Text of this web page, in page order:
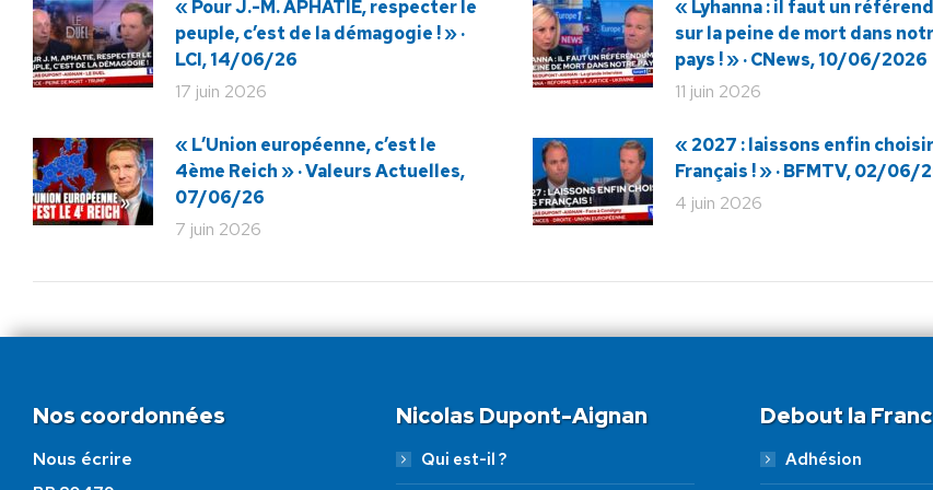
« Pour J.-M. APHATIE, respecter le
peuple, c’est de la démagogie ! » ·
LCI, 14/06/26
17 juin 2026
« Lyhanna : il faut un
sur la peine de mort dans
pays ! » · CNews, 10/06/2026
11 juin 2026
« L’Union européenne, c’est le
4ème Reich » · Valeurs Actuelles,
07/06/26
7 juin 2026
« 2027 : laissons enfin
Français ! » · BFMTV, 02/06/
4 juin 2026
Nos coordonnées
Nous écrire
Nicolas Dupont-Aignan
Qui est-il ?
Debout la
Adhésion